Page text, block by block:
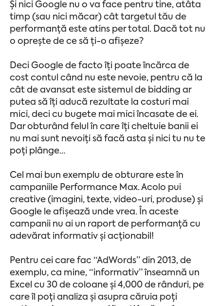
Și nici Google nu o va face pentru tine, atâta
timp (sau nici măcar) cât targetul tău de
performanță este atins per total. Dacă tot nu
o oprește de ce să ți-o afișeze?
Deci Google de facto îți poate încărca de
cost contul când nu este nevoie, pentru că la
cât de avansat este sistemul de bidding ar
putea să îți aducă rezultate la costuri mai
mici, deci cu bugete mai mici încasate de ei.
Dar obturând felul în care îți cheltuie banii ei
nu mai sunt nevoiți să facă asta și nici tu nu te
poți plânge…
Cel mai bun exemplu de obturare este în
campaniile Performance Max. Acolo pui
creative (imagini, texte, video-uri, produse) și
Google le afișează unde vrea. În aceste
campanii nu ai un raport de performanță cu
adevărat informativ și acționabil!
Pentru cei care fac “AdWords” din 2013, de
exemplu, ca mine, “informativ” înseamnă un
Excel cu 30 de coloane și 4,000 de rânduri, pe
care îl poți analiza și asupra căruia poți